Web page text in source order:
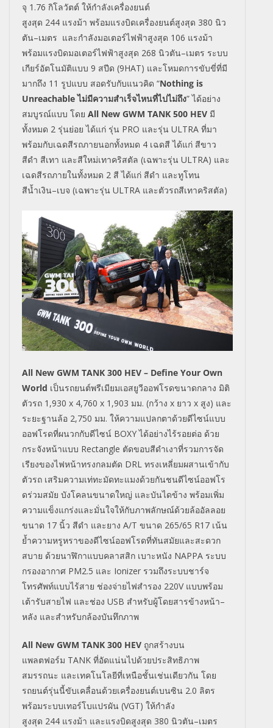
จุ 1.76 กิโลวัตต์ ให้กำลังเครื่องยนต์
สูงสุด 244 แรงม้า พร้อมแรงบิดเครื่องยนต์สูงสุด 380 นิว
ตัน–เมตร และกำลังมอเตอร์ไฟฟ้าสูงสุด 106 แรงม้า
พร้อมแรงบิดมอเตอร์ไฟฟ้าสูงสุด 268 นิวตัน–เมตร ระบบ
เกียร์อัตโนมัติแบบ 9 สปีด (9HAT) และโหมดการขับขี่ที่มี
มากถึง 11 รูปแบบ สอดรับกับแนวคิด “Nothing is
Unreachable ไม่มีความสำเร็จไหนที่ไปไม่ถึง” ได้อย่าง
สมบูรณ์แบบ โดย All New GWM TANK 500 HEV มี
ทั้งหมด 2 รุ่นย่อย ได้แก่ รุ่น PRO และรุ่น ULTRA ที่มา
พร้อมกับเฉดสีรถภายนอกทั้งหมด 4 เฉดสี ได้แก่ สีขาว
สีดำ สีเทา และสีใหม่เทาคริสตัล (เฉพาะรุ่น ULTRA) และ
เฉดสีรถภายในทั้งหมด 2 สี ได้แก่ สีดำ และทูโทน
สีน้ำเงิน–เบจ (เฉพาะรุ่น ULTRA และตัวรถสีเทาคริสตัล)
All New GWM TANK 300 HEV – Define Your Own
World เป็นรถยนต์พรีเมียมเอสยูวีออฟโรดขนาดกลาง มิติ
ตัวรถ 1,930 x 4,760 x 1 ,903 มม. (กว้าง x ยาว x สูง) และ
ระยะฐานล้อ 2,750 มม. ให้ความแปลกตาด้วยดีไซน์แบบ
ออฟโรดที่ผนวกกับดีไซน์ BOXYได้อย่างไร้รอยต่อ ด้วย
กระจังหน้าแบบ Rectangle ตัดขอบสีดำเงาที่รวมการจัด
เรียงของไฟหน้าทรงกลมตัด DRL ทรงเหลี่ยมผสานเข้ากับ
ตัวรถ เสริมความเท่ทะมัดทะแมงด้วยกันชนดีไซน์ออฟโร
ดร่วมสมัย บังโคลนขนาดใหญ่ และบันไดข้าง พร้อมเพิ่ม
ความแข็งแกร่งและมั่นใจให้กับภาพลักษณ์ด้วยล้ออัลลอย
ขนาด 17 นิ้ว สีดำ และยาง A/T ขนาด 265/65 R17 เน้น
ย้ำความหรูหราของดีไซน์ออฟโรดที่ทันสมัยและสะดวก
สบาย ด้วยนาฬิกาแบบคลาสสิก เบาะหนัง NAPPA ระบบ
กรองอากาศ PM2.5 และ Ionizer รวมถึงระบบชาร์จ
โทรศัพท์แบบไร้สาย ช่องจ่ายไฟสำรอง 220V แบบพร้อม
เต้ารับสายไฟ และช่อง USB สำหรับผู้โดยสารข้างหน้า–
หลัง และสำหรับกล้องบันทึกภาพ
All New GWM TANK 300 HEV ถูกสร้างบน
แพลตฟอร์ม TANK ที่อัดแน่นไปด้วยประสิทธิภาพ
สมรรถนะ และเทคโนโลยีที่เหนือชั้นเช่นเดียวกัน โดย
รถยนต์รุ่นนี้ขับเคลื่อนด้วยเครื่องยนต์เบนซิน 2.0 ลิตร
พร้อมระบบเทอร์โบแปรผัน (VGT) ให้กำลัง
สูงสุด 244 แรงม้า และแรงบิดสูงสุด 380 นิวตัน–เมตร